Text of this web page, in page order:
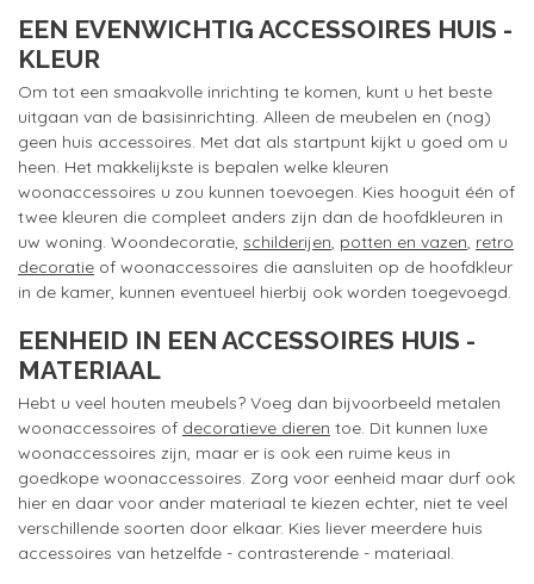
EEN EVENWICHTIG ACCESSOIRES HUIS -
KLEUR
Om tot een smaakvolle inrichting te komen, kunt u het beste
uitgaan van de basisinrichting. Alleen de meubelen en (nog)
geen huis accessoires. Met dat als startpunt kijkt u goed om u
heen. Het makkelijkste is bepalen welke kleuren
woonaccessoires u zou kunnen toevoegen. Kies hooguit één of
twee kleuren die compleet anders zijn dan de hoofdkleuren in
uw woning. Woondecoratie, schilderijen, potten en vazen, retro
decoratie of woonaccessoires die aansluiten op de hoofdkleur
in de kamer, kunnen eventueel hierbij ook worden toegevoegd.
EENHEID IN EEN ACCESSOIRES HUIS -
MATERIAAL
Hebt u veel houten meubels? Voeg dan bijvoorbeeld metalen
woonaccessoires of decoratieve dieren toe. Dit kunnen luxe
woonaccessoires zijn, maar er is ook een ruime keus in
goedkope woonaccessoires. Zorg voor eenheid maar durf ook
hier en daar voor ander materiaal te kiezen echter, niet te veel
verschillende soorten door elkaar. Kies liever meerdere huis
accessoires van hetzelfde - contrasterende - materiaal.